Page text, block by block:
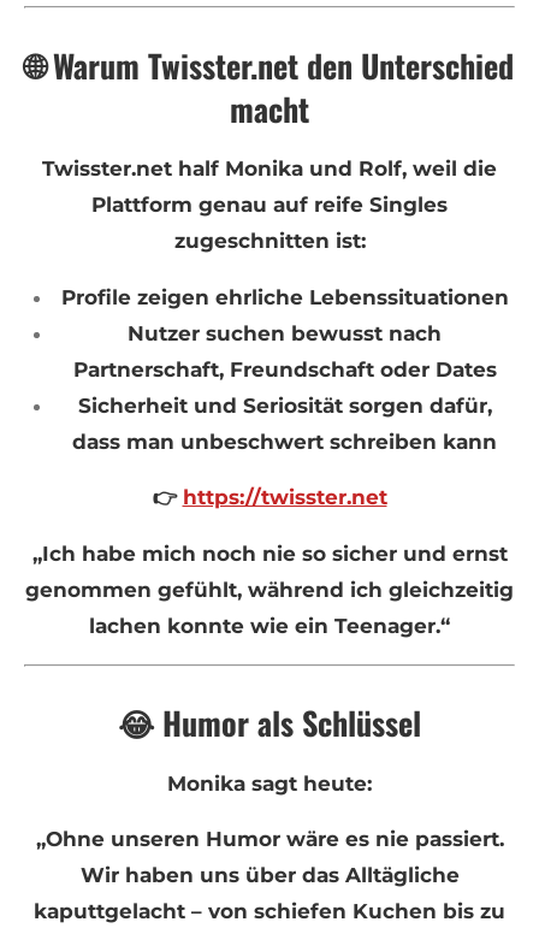
🌐 Warum Twisster.net den Unterschied
macht
Twisster.net half Monika und Rolf, weil die
Plattform genau auf reife Singles
zugeschnitten ist:
Profile zeigen ehrliche Lebenssituationen
Nutzer suchen bewusst nach
Partnerschaft, Freundschaft oder Dates
Sicherheit und Seriosität sorgen dafür,
dass man unbeschwert schreiben kann
👉 https://twisster.net
„Ich habe mich noch nie so sicher und ernst
genommen gefühlt, während ich gleichzeitig
lachen konnte wie ein Teenager.“
😂 Humor als Schlüssel
Monika sagt heute:
„Ohne unseren Humor wäre es nie passiert.
Wir haben uns über das Alltägliche
kaputtgelacht – von schiefen Kuchen bis zu